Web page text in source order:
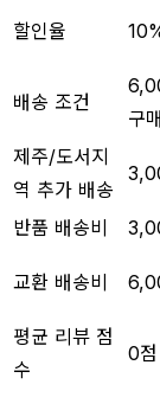
할인율
배송 조건
구
제주/도서지
역 추가 배송
반품 배송비
교환 배송비
평균 리뷰 점
수
0점